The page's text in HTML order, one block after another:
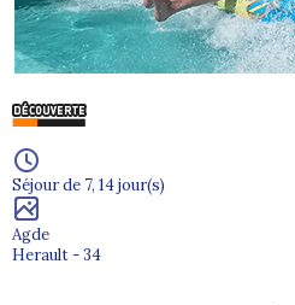
Séjour de 7, 14 jour(s)
Agde
Herault - 34